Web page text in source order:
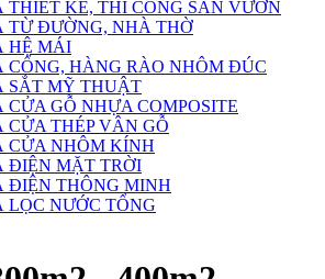
THIẾT KẾ, THI CÔNG SÂN VƯỜN
TỪ ĐƯỜNG, NHÀ THỜ
HỆ MÁI
CỔNG, HÀNG RÀO NHÔM ĐÚC
SẮT MỸ THUẬT
CỬA GỖ NHỰA COMPOSITE
CỬA THÉP VÂN GỖ
CỬA NHÔM KÍNH
ĐIỆN MẶT TRỜI
ĐIỆN THÔNG MINH
LỌC NƯỚC TỔNG